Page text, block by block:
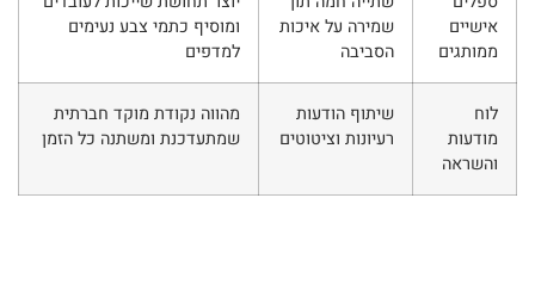
אישיים
ממותגים
שמירה על איכות
הסביבה
ומוסיף כתמי צבע נעימים
למדפים
לוח
מודעות
והשראה
שיתוף הודעות
רעיונות וציטוטים
מהווה נקודת מוקד חברתית
שמתעדכנת ומשתנה כל הזמן